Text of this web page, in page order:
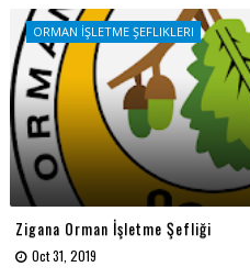
ORMAN İŞLETME ŞEFLIKLERI
Zigana Orman İşletme Şefliği
Oct 31, 2019